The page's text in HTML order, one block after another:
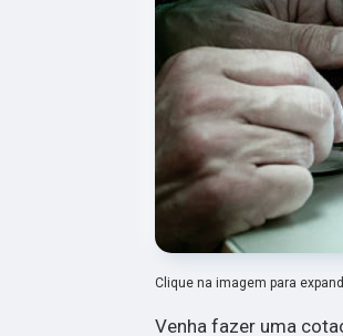
Clique na imagem para
Venha fazer uma